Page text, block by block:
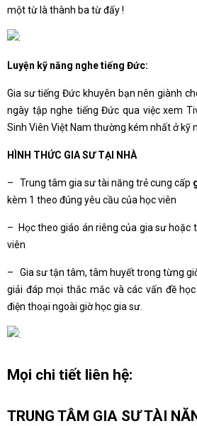
một từ là thành ba từ đấy !
Luyện kỹ năng nghe tiếng Đức:
Gia sư tiếng Đức khuyên bạn nên giành
ngày tập nghe tiếng Đức qua việc xem
Sinh Viên Việt Nam thường kém nhất ở kỹ
HÌNH THỨC GIA SƯ TẠI NHÀ
– Trung tâm gia sư tài năng trẻ cung cấp
kèm 1 theo đúng yêu cầu của học viên
– Học theo giáo án riêng của gia sư hoặc
viên
– Gia sư tận tâm, tâm huyết trong từng
giải đáp mọi thắc mắc và các vấn đề
điện thoại ngoài giờ học gia sư.
Mọi chi tiết liên hệ:
TRUNG TÂM GIA SƯ TÀI